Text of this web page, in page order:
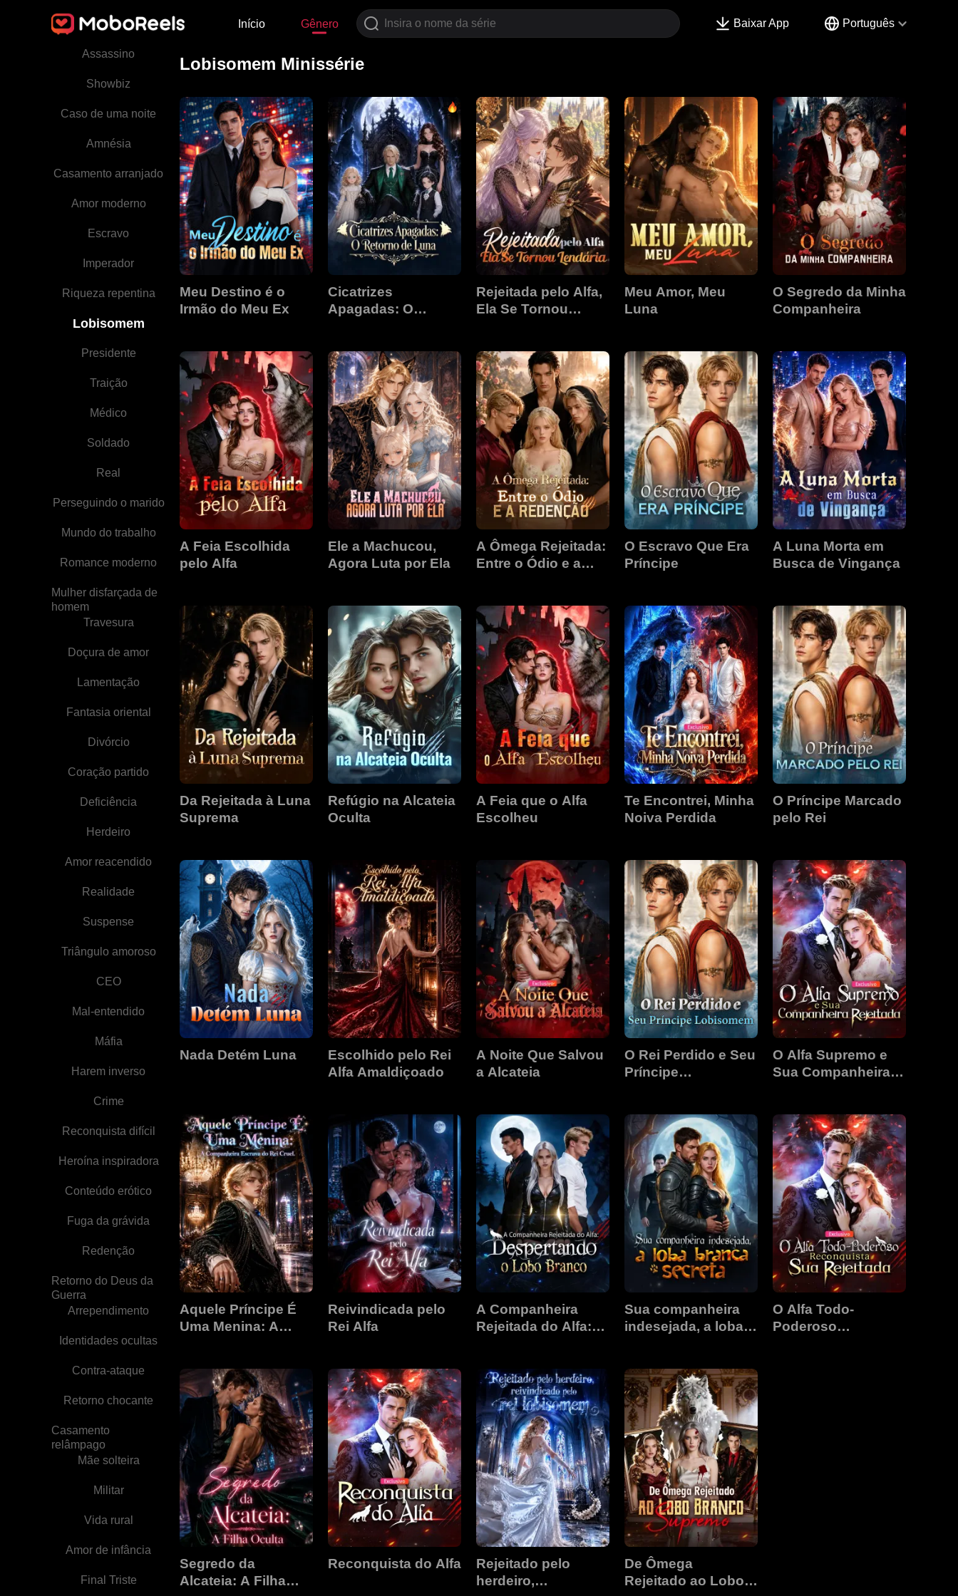
Início Gênero Baixar App Português
Diferença de idade
Assassino
Showbiz
Caso de uma noite
Amnésia
Casamento arranjado
Amor moderno
Escravo
Imperador
Riqueza repentina
Lobisomem
Presidente
Traição
Médico
Soldado
Real
Perseguindo o marido
Mundo do trabalho
Romance moderno
Mulher disfarçada de
homem
Travesura
Doçura de amor
Lamentação
Fantasia oriental
Divórcio
Coração partido
Deficiência
Herdeiro
Amor reacendido
Realidade
Suspense
Triângulo amoroso
CEO
Mal-entendido
Máfia
Harem inverso
Crime
Reconquista difícil
Heroína inspiradora
Conteúdo erótico
Fuga da grávida
Redenção
Retorno do Deus da
Guerra
Arrependimento
Identidades ocultas
Contra-ataque
Retorno chocante
Casamento
relâmpago
Mãe solteira
Militar
Vida rural
Amor de infância
Final Triste
Lobisomem Minissérie
Meu Destino é o
Irmão do Meu Ex
Cicatrizes
Apagadas: O
Rejeitada pelo Alfa,
Ela Se Tornou
Meu Amor, Meu
Luna
O Segredo da Minha
Companheira
A Feia Escolhida
pelo Alfa
Ele a Machucou,
Agora Luta por Ela
A Ômega Rejeitada:
Entre o Ódio e a
O Escravo Que Era
Príncipe
A Luna Morta em
Busca de Vingança
Da Rejeitada à Luna
Suprema
Refúgio na Alcateia
Oculta
A Feia que o Alfa
Escolheu
Te Encontrei, Minha
Noiva Perdida
O Príncipe Marcado
pelo Rei
Nada Detém Luna
Escolhido pelo Rei
Alfa Amaldiçoado
A Noite Que Salvou
a Alcateia
O Rei Perdido e Seu
Príncipe
O Alfa Supremo e
Sua Companheira
Aquele Príncipe É
Uma Menina: A
Cruel
Reivindicada pelo
Rei Alfa
A Companheira
Rejeitada do Alfa:
Sua companheira
indesejada, a loba
O Alfa Todo-
Poderoso
Segredo da
Alcateia: A Filha
Reconquista do Alfa
Rejeitado pelo
herdeiro,
De Ômega
Rejeitado ao Lobo